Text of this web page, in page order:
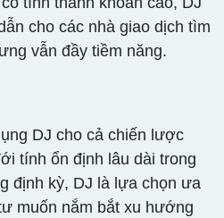
cho các nhà giao dịch tìm
vẫn đầy tiềm năng.
DJ cho cả chiến lược
tính ổn định lâu dài trong
định kỳ, DJ là lựa chọn ưa
muốn nắm bắt xu hướng